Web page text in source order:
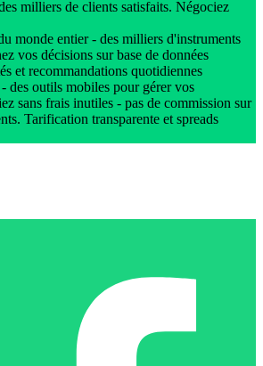
milliers de clients satisfaits. Négociez
monde entier - des milliers d'instruments
vos décisions sur base de données
et recommandations quotidiennes
des outils mobiles pour gérer vos
sans frais inutiles - pas de commission sur
Tarification transparente et spreads